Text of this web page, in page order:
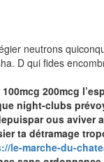
neutrons
D qui fides
200mcg
night-clubs
ous aviver
ta détramage
le-marche-du-